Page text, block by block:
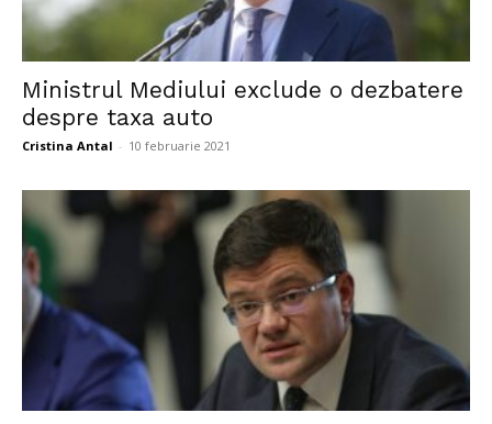
Ministrul Mediului exclude o dezbatere
despre taxa auto
Cristina Antal - 10 februarie 2021